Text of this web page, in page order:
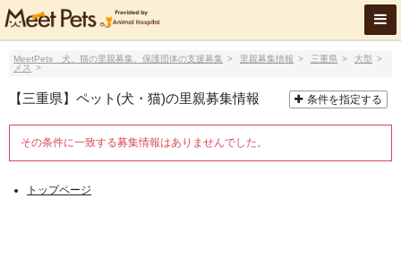
MeetPets 犬、猫の里親募集、保護団体の支援募集 里親募集情報 三重県
大型
メス
【三重県】ペット(犬・猫)の里親募集情報 条件を指定する
その条件に一致する募集情報はありませんでした。
トップページ